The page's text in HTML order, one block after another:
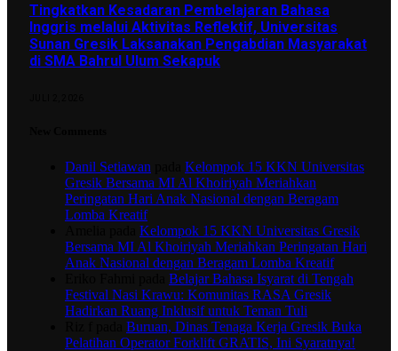
Tingkatkan Kesadaran Pembelajaran Bahasa
Inggris melalui Aktivitas Reflektif, Universitas
Sunan Gresik Laksanakan Pengabdian Masyarakat
di SMA Bahrul Ulum Sekapuk
Danil Setiawan
Kelompok 15 KKN Universitas
Gresik Bersama MI Al Khoiriyah Meriahkan
Peringatan Hari Anak Nasional dengan Beragam
Lomba Kreatif
Kelompok 15 KKN Universitas Gresik
Bersama MI Al Khoiriyah Meriahkan Peringatan Hari
Anak Nasional dengan Beragam Lomba Kreatif
Belajar Bahasa Isyarat di Tengah
Festival Nasi Krawu: Komunitas RASA Gresik
Hadirkan Ruang Inklusif untuk Teman Tuli
Buruan, Dinas Tenaga Kerja Gresik Buka
Pelatihan Operator Forklift GRATIS, Ini Syaratnya!